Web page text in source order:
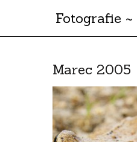
Fotografie
Marec 2005